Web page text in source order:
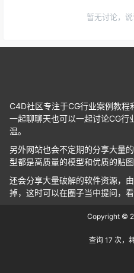
暂无讨论，
C4D社区专注于CG行业案例教
一起聊聊天也可以一起讨论CG行
温。
另外网站也会不定期的分享大量
型都是高质量的模型和优质的贴图
还会分享大量破解的软件资源，
掉，这时可以在圈子当中提问，
Copyright ©
查询 17 次，